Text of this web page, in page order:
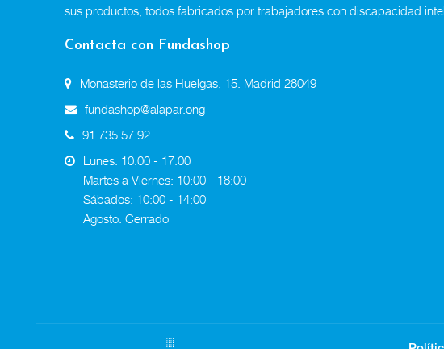
sus productos, todos fabricados por trabajadores con discapacidad
Contacta con Fundashop
Monasterio de las Huelgas, 15. Madrid 28049
fundashop@alapar.ong
91 735 57 92
Lunes: 10:00 - 17:00
Martes a Viernes: 10:00 - 18:00
Sábados: 10:00 - 14:00
Agosto: Cerrado